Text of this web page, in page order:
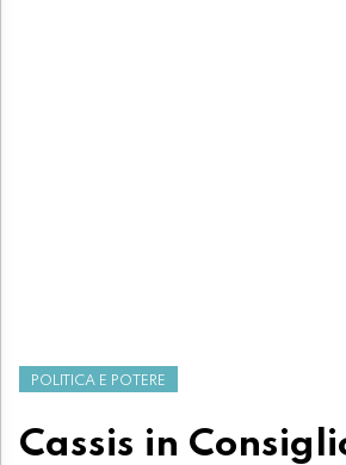
POLITICA E POTERE
Cassis in